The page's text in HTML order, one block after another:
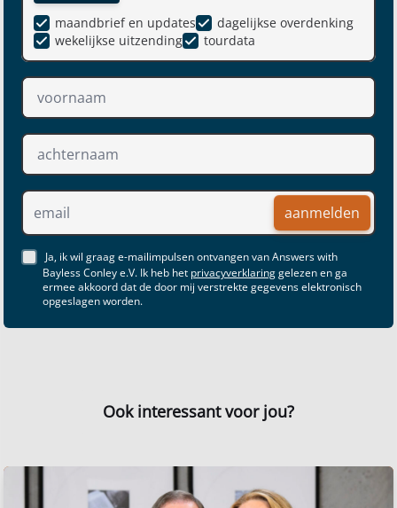
maandbrief en updates
dagelijkse overdenking
wekelijkse uitzending
tourdata
aanmelden
Ja, ik wil graag e-mailimpulsen ontvangen van Answers with
Bayless Conley e.V. Ik heb het privacyverklaringgelezen en ga
ermee akkoord dat de door mij verstrekte gegevens elektronisch
opgeslagen worden.
Ook interessant voor jou?